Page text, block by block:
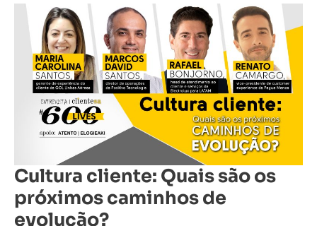
Cultura cliente: Quais são os
próximos caminhos de
evolução?
Cultura
cliente:
Quais
são
os
próximos
caminhos
de
evolução?